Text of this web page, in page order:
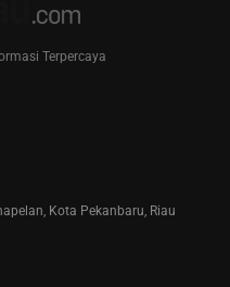
Terpercaya
Kota Pekanbaru, Riau